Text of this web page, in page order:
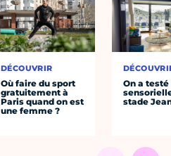
DÉCOUVRIR
Où faire du sport
gratuitement à
Paris quand on est
une femme ?
On a
stade